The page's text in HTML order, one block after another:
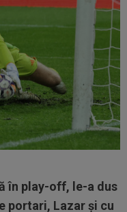
în play-off, le-a dus
portari, Lazar și cu